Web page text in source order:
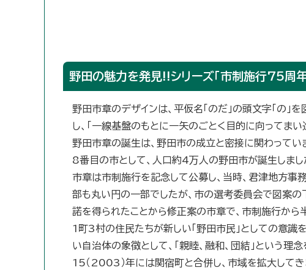
野田の魅力を発見!!シリーズ「市制施行75周
野田市章のデザインは、平仮名「のだ」の頭文字「の」
し、「一線基盤のもとに一矢のごとく目的に向ってま
野田市章の誕生は、野田市の成立と密接に関わって
8番目の市として、人口約4万人の野田市が誕生しま
市章は市制施行を記念して公募し、当時、君津地方事
部も丸い円の一部でしたが、市の選考委員会で図案の
諾を得られたことから修正案の市章で、市制施行か
1町3村の住民たちが新しい「野田市民」としての意識
い自治体の象徴として、「親睦、融和、団結」という
15（2003）年には関宿町と合併し、市域を拡大して